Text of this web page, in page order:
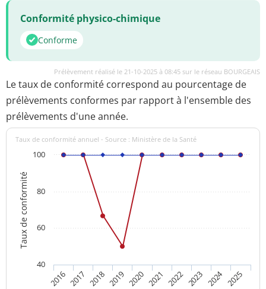
Conformité physico-chimique
Conforme
Prélèvement réalisé le 21-10-2025 à 08:45 sur le réseau BOURGEAIS
Le taux de conformité correspond au pourcentage de
prélèvements conformes par rapport à l'ensemble des
prélèvements d'une année.
Taux de conformité
Taux de conformité annuel - Source : Ministère de la Santé
2016 2017 2018 2019 2020 2021 2022 2023 2024 2025
40
60
80
100